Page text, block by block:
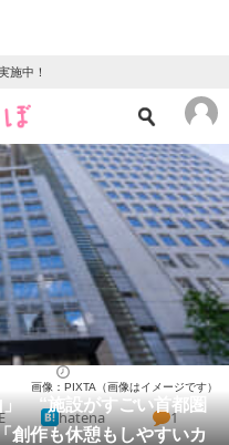
施中！
ース
ズ
・育児
ーチ
」 “施設がすごい首都圏
創作も休憩もしやすいカ
画像：PIXTA（画像はイメージです）
hatena 1